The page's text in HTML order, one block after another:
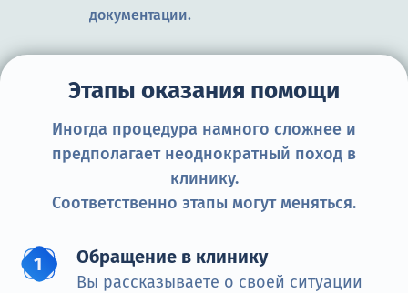
документации.
Этапы оказания помощи
Иногда процедура намного сложнее и
предполагает неоднократный поход в
клинику.
Соответственно этапы могут меняться.
Обращение в клинику
Вы рассказываете о своей ситуации